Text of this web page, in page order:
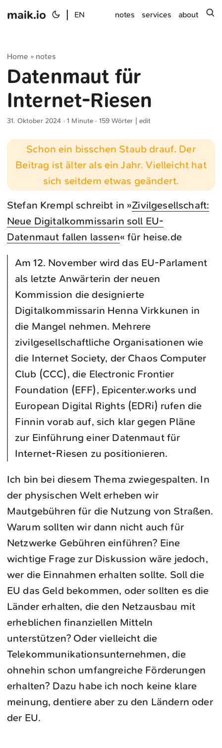
maik.io EN notes services about
Home » notes
Datenmaut für
Internet-Riesen
31. Oktober 2024 · 1 Minute · 159 Wörter | edit
Schon ein bisschen Staub drauf. Der
Beitrag ist älter als ein Jahr. Vielleicht hat
sich seitdem etwas geändert.
Stefan Krempl schreibt in »Zivilgesellschaft:
Neue Digitalkommissarin soll EU-
Datenmaut fallen lassen« für heise.de
Am 12. November wird das EU-Parlament
als letzte Anwärterin der neuen
Kommission die designierte
Digitalkommissarin Henna Virkkunen in
die Mangel nehmen. Mehrere
zivilgesellschaftliche Organisationen wie
die Internet Society, der Chaos Computer
Club (CCC), die Electronic Frontier
Foundation (EFF), Epicenter.works und
European Digital Rights (EDRi) rufen die
Finnin vorab auf, sich klar gegen Pläne
zur Einführung einer Datenmaut für
Internet-Riesen zu positionieren.
Ich bin bei diesem Thema zwiegespalten. In
der physischen Welt erheben wir
Mautgebühren für die Nutzung von Straßen.
Warum sollten wir dann nicht auch für
Netzwerke Gebühren einführen? Eine
wichtige Frage zur Diskussion wäre jedoch,
wer die Einnahmen erhalten sollte. Soll die
EU das Geld bekommen, oder sollten es die
Länder erhalten, die den Netzausbau mit
erheblichen finanziellen Mitteln
unterstützen? Oder vielleicht die
Telekommunikationsunternehmen, die
ohnehin schon umfangreiche Förderungen
erhalten? Dazu habe ich noch keine klare
meinung, dentiere aber zu den Ländern oder
der EU.